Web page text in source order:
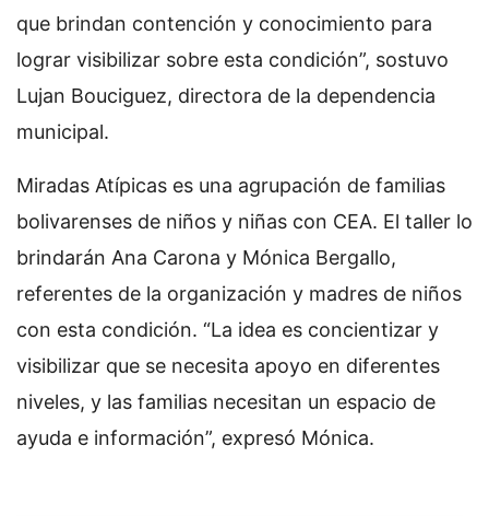
que brindan contención y conocimiento para
lograr visibilizar sobre esta condición”, sostuvo
Lujan Bouciguez, directora de la dependencia
municipal.
Miradas Atípicas es una agrupación de familias
bolivarenses de niños y niñas con CEA. El taller lo
brindarán Ana Carona y Mónica Bergallo,
referentes de la organización y madres de niños
con esta condición. “La idea es concientizar y
visibilizar que se necesita apoyo en diferentes
niveles, y las familias necesitan un espacio de
ayuda e información”, expresó Mónica.